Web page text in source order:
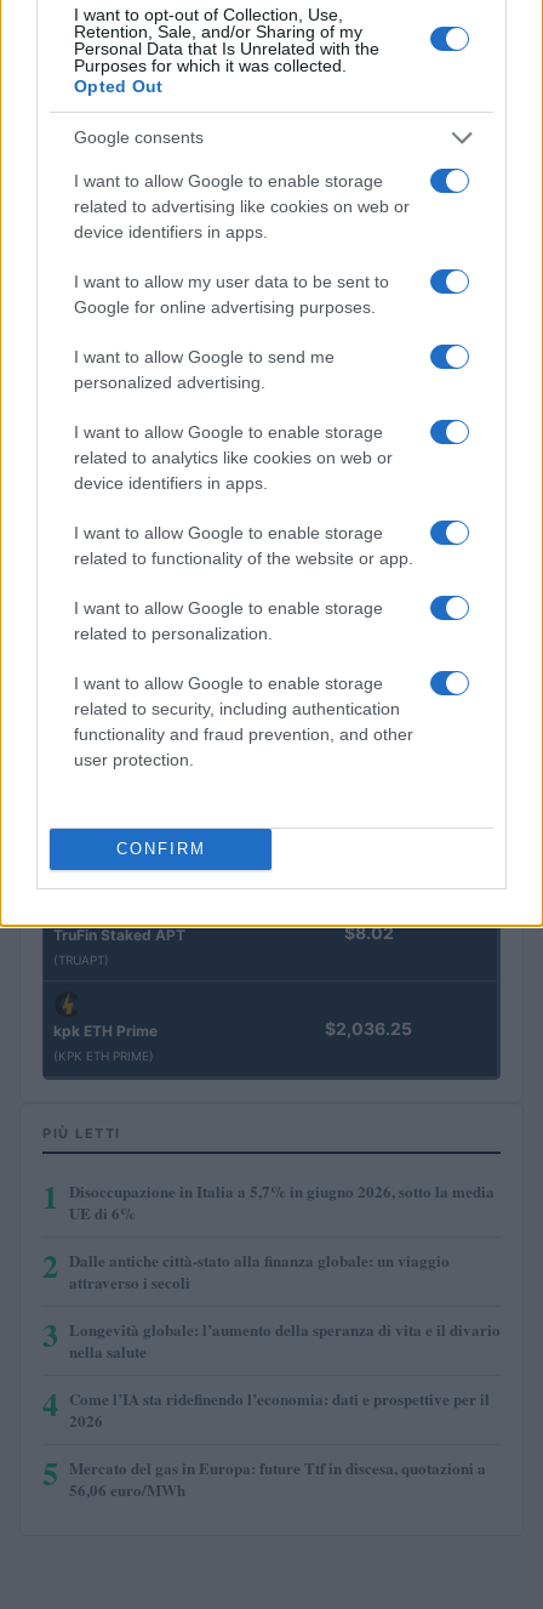
I want to opt-out of Collection, Use,
Retention, Sale, and/or Sharing of my
Personal Data that Is Unrelated with the
Purposes for which it was collected.
Opted Out
Google consents
I want to allow Google to enable storage
related to advertising like cookies on web or
device identifiers in apps.
I want to allow my user data to be sent to
Google for online advertising purposes.
I want to allow Google to send me
personalized advertising.
I want to allow Google to enable storage
related to analytics like cookies on web or
device identifiers in apps.
I want to allow Google to enable storage
related to functionality of the website or app.
I want to allow Google to enable storage
related to personalization.
I want to allow Google to enable storage
related to security, including authentication
functionality and fraud prevention, and other
user protection.
CONFIRM
Nome Prezzo
Eureka Bridged PAX
Gold (Terra
$4,187.30
Kinza Babylon Staked
Morpho Vault
(STEAKEURCV)
$100,000,000,000,000.00
Epoch Island
(EPOCH)
$0.032
Stride Staked Injective $16.49
JDB
(JDB)
$0.022
FibSwap DEX
TruFin Staked APT
(TRUAPT)
$8.02
kpk ETH Prime
(KPK ETH PRIME)
$2,036.25
PIÙ LETTI
1
Disoccupazione in Italia a 5,7% in giugno 2026, sotto la media
UE di 6%
2 Dalle antiche città-stato alla finanza globale: un viaggio
attraverso i secoli
3 Longevità globale: l’aumento della speranza di vita e il divario
nella salute
4 Come l’IA sta ridefinendo l’economia: dati e prospettive per il
2026
5 Mercato del gas in Europa: future Ttf in discesa, quotazioni a
56,06 euro/MWh